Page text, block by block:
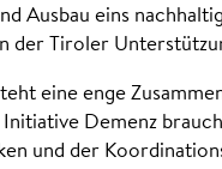
Ausbau eins
der Tiroler
eine enge
Demenz
und der